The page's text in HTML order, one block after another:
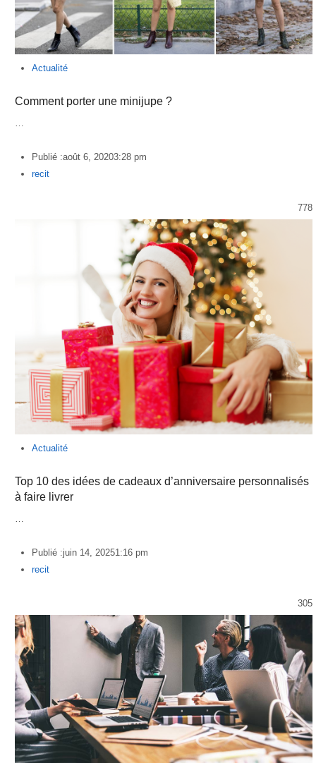
Actualité
Comment porter une minijupe ?
…
Publié :août 6, 20203:28 pm
Author
recit
778
Actualité
Top 10 des idées de cadeaux d’anniversaire personnalisés
à faire livrer
…
Publié :juin 14, 20251:16 pm
Author
recit
305